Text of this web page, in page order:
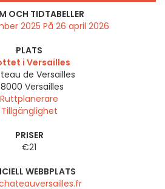
OCH TIDTABELLER
2025 På 26 april 2026
PLATS
i Versailles
de Versailles
Versailles
Ruttplanerare
Tillgänglighet
PRISER
€21
WEBBPLATS